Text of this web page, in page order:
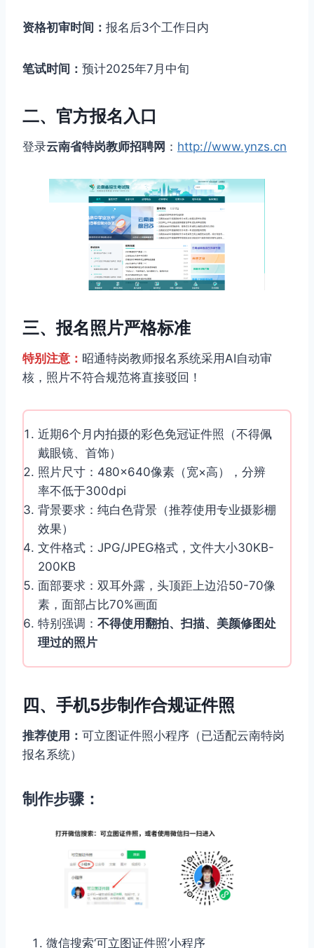
资格初审时间： 报名后3个工作日内
笔试时间： 预计2025年7月中旬
二、官方报名入口
登录云南省特岗教师招聘网 ： http://www.ynzs.cn
三、报名照片严格标准
特别注意： 昭通特岗教师报名系统采用AI自动审
核，照片不符合规范将直接驳回！
近期6个月内拍摄的彩色免冠证件照（不得佩
戴眼镜、首饰）
照片尺寸：480×640像素（宽×高），分辨
率不低于300dpi
背景要求：纯白色背景（推荐使用专业摄影棚
效果）
文件格式：JPG/JPEG格式，文件大小30KB-
200KB
面部要求：双耳外露，头顶距上边沿50-70像
素，面部占比70%画面
特别强调： 不得使用翻拍、扫描、美颜修图处
理过的照片
四、手机5步制作合规证件照
推荐使用： 可立图证件照小程序（已适配云南特岗
报名系统）
制作步骤：
微信搜索‘可立图证件照’小程序